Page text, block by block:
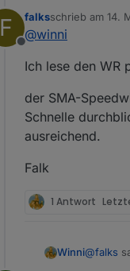
Falk
Ich
F
Offline
falksschrieb am 14.
zuletzt editiert
@winni
Ich lese den WR
der SMA-
Schnelle
ausreichend.
Falk
1 Antwort
Winni@falks